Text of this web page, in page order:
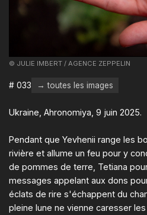
Ukraine, Ahronomiya, 9 juin 2025.
Pendant que Yevhenii range les
rivière et allume un feu pour y
de pommes de terre, Tetiana
messages appelant aux dons
éclats de rire s'échappent du
pleine lune ne vienne caresser
© JULIE IMBERT / AGENCE ZEPPELIN
# 033 → toutes les images